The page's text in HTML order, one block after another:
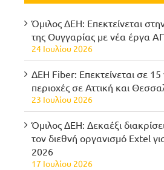
Όμιλος ΔΕΗ: Επεκτείνεται
της Ουγγαρίας με νέα έργα
24 Ιουλίου 2026
ΔΕΗ Fiber: Επεκτείνεται σε 15
περιοχές σε Αττική και
23 Ιουλίου 2026
Όμιλος ΔΕΗ: Δεκαέξι
τον διεθνή οργανισμό Extel
2026
17 Ιουλίου 2026